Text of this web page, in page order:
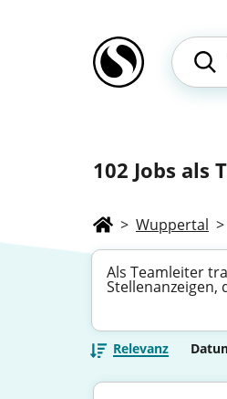
102 Jobs als
> Wuppertal >
Als Teamleiter
Stellenanzeigen,
Relevanz